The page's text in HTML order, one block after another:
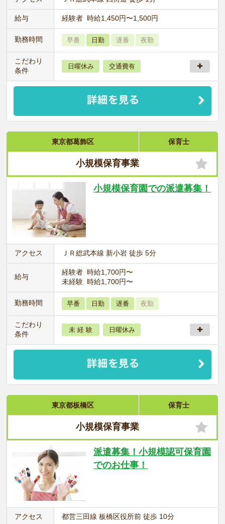
給与 経験者 時給1,450円〜1,500円
勤務時間 早番 日勤 遅番 夜勤
こだわり
条件
日曜休み 交通費有
東京都葛飾区 保育士
小規模保育事業
小規模保育園での派遣募集！
アクセス ＪＲ総武本線 新小岩 徒歩 5分
給与
経験者 時給1,700円〜
未経験 時給1,700円〜
勤務時間 早番 日勤 遅番 夜勤
こだわり
条件
未 経 験 日曜休み
東京都板橋区 保育士
小規模保育事業
派遣募集！小規模認可保育園
でのお仕事！
アクセス 都営三田線 板橋区役所前 徒歩 10分